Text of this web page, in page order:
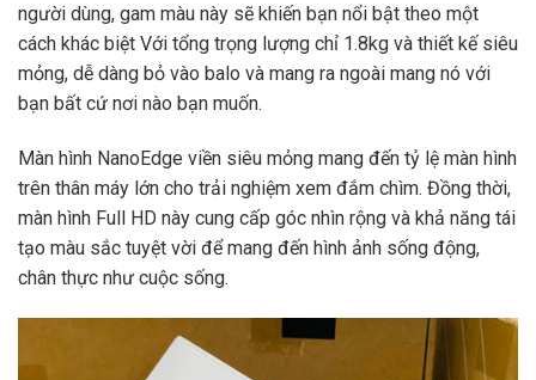
người dùng, gam màu này sẽ khiến bạn nổi bật theo một
cách khác biệt Với ​​tổng trọng lượng chỉ 1.8kg và thiết kế siêu
mỏng, dễ dàng bỏ vào balo và mang ra ngoài mang nó với
bạn bất cứ nơi nào bạn muốn.
Màn hình NanoEdge viền siêu mỏng mang đến tỷ lệ màn hình
trên thân máy lớn cho trải nghiệm xem đắm chìm. Đồng thời,
màn hình Full HD này cung cấp góc nhìn rộng và khả năng tái
tạo màu sắc tuyệt vời để mang đến hình ảnh sống động,
chân thực như cuộc sống.